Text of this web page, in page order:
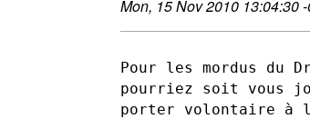
Mon, 15 Nov 2010 13:04:30
Pour les mordus du
pourriez soit vous
porter volontaire à